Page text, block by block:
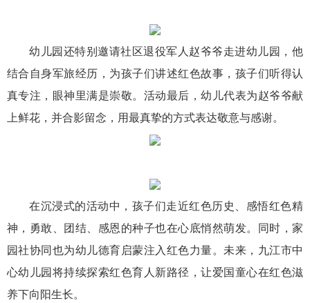
幼儿园还特别邀请社区退役军人赵爷爷走进幼儿园，他
结合自身军旅经历，为孩子们讲述红色故事，孩子们听得认
真专注，眼神里满是崇敬。活动最后，幼儿代表为赵爷爷献
上鲜花，并合影留念，用最真挚的方式表达敬意与感谢。
在沉浸式的活动中，孩子们走近红色历史、感悟红色精
神，勇敢、团结、感恩的种子也在心底悄然萌发。同时，家
园社协同也为幼儿德育启蒙注入红色力量。未来，九江市中
心幼儿园将持续探索红色育人新路径，让爱国童心在红色滋
养下向阳生长。